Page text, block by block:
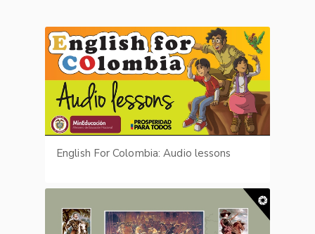
English For Colombia: Audio lessons